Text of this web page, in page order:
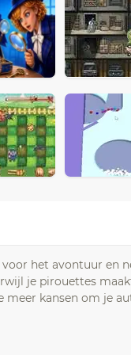
het avontuur en
je pirouettes
kansen om je